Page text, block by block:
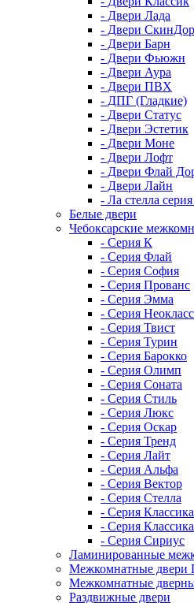
- Двери Лада
- Двери
- Двери Барн
- Двери Фьюжн
- Двери Аура
- Двери ПВХ
- ДПГ (Гладкие)
- Двери Статус
- Двери Эстетик
- Двери Моне
- Двери Лофт
- Двери Флай
- Двери Лайн
- Ла стелла
Белые двери
Чебоксарские
- Серия К
- Серия Флай
- Серия София
- Серия Прованс
- Серия Эмма
- Серия
- Серия Твист
- Серия Турин
- Серия Барокко
- Серия Олимп
- Серия Соната
- Серия Стиль
- Серия Люкс
- Серия Оскар
- Серия Тренд
- Серия Лайт
- Серия Альфа
- Серия Вектор
- Серия Стелла
- Серия
- Серия
- Серия Сириус
Ламинированные
Межкомнатные
Межкомнатные
Раздвижные двери